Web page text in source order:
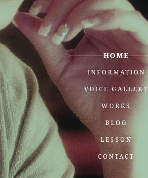
HOME
INFORMATION
VOICE GALLERY
WORKS
BLOG
LESSON
CONTACT